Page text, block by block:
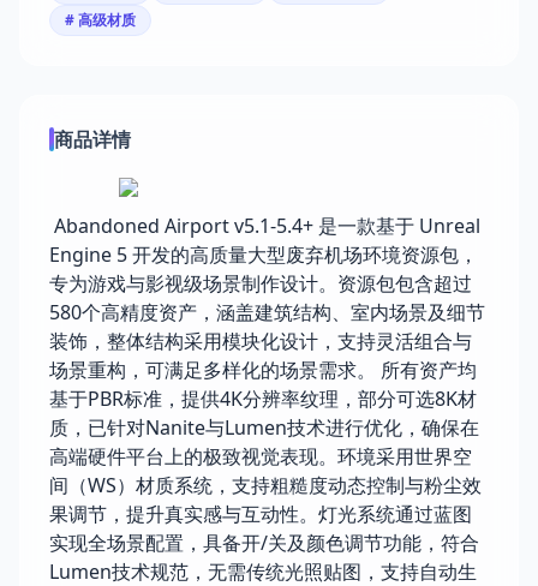
# 高级材质
商品详情
Abandoned Airport v5.1-5.4+ 是一款基于 Unreal
Engine 5 开发的高质量大型废弃机场环境资源包，
专为游戏与影视级场景制作设计。资源包包含超过
580个高精度资产，涵盖建筑结构、室内场景及细节
装饰，整体结构采用模块化设计，支持灵活组合与
场景重构，可满足多样化的场景需求。 所有资产均
基于PBR标准，提供4K分辨率纹理，部分可选8K材
质，已针对Nanite与Lumen技术进行优化，确保在
高端硬件平台上的极致视觉表现。环境采用世界空
间（WS）材质系统，支持粗糙度动态控制与粉尘效
果调节，提升真实感与互动性。灯光系统通过蓝图
实现全场景配置，具备开/关及颜色调节功能，符合
Lumen技术规范，无需传统光照贴图，支持自动生